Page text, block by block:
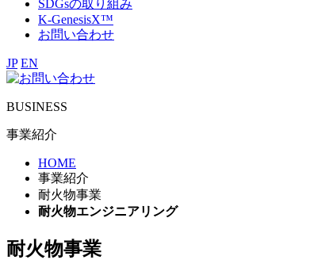
SDGsの取り組み
K-GenesisX™
お問い合わせ
JP EN
BUSINESS
事業紹介
HOME
事業紹介
耐火物事業
耐火物エンジニアリング
耐火物事業